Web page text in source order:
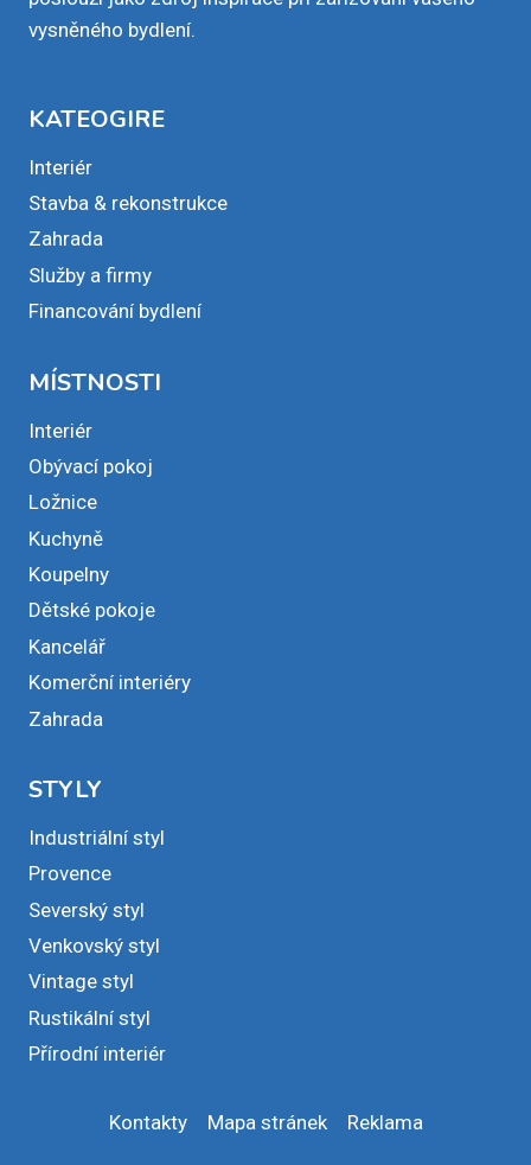
vysněného bydlení.
KATEOGIRE
Interiér
Stavba & rekonstrukce
Zahrada
Služby a firmy
Financování bydlení
MÍSTNOSTI
Interiér
Obývací pokoj
Ložnice
Kuchyně
Koupelny
Dětské pokoje
Kancelář
Komerční interiéry
Zahrada
STYLY
Industriální styl
Provence
Severský styl
Venkovský styl
Vintage styl
Rustikální styl
Přírodní interiér
Kontakty Mapa stránek Reklama